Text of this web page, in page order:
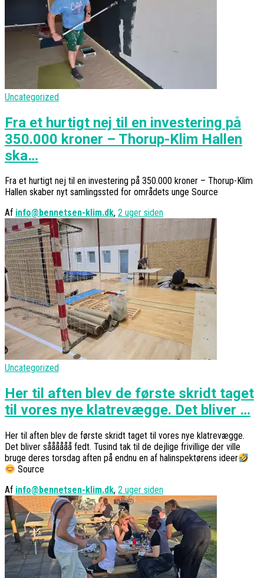
Uncategorized
Fra et hurtigt nej til en investering på
350.000 kroner – Thorup-Klim Hallen
ska…
Fra et hurtigt nej til en investering på 350.000 kroner – Thorup-Klim
Hallen skaber nyt samlingssted for områdets unge Source
Af info@bennetsen-klim.dk, 2 uger siden
Uncategorized
Her til aften blev de første skridt taget
til vores nye klatrevægge. Det bliver …
Her til aften blev de første skridt taget til vores nye klatrevægge.
Det bliver såååååå fedt. Tusind tak til de dejlige frivillige der ville
bruge deres torsdag aften på endnu en af halinspektørens ideer
Source
Af info@bennetsen-klim.dk, 2 uger siden